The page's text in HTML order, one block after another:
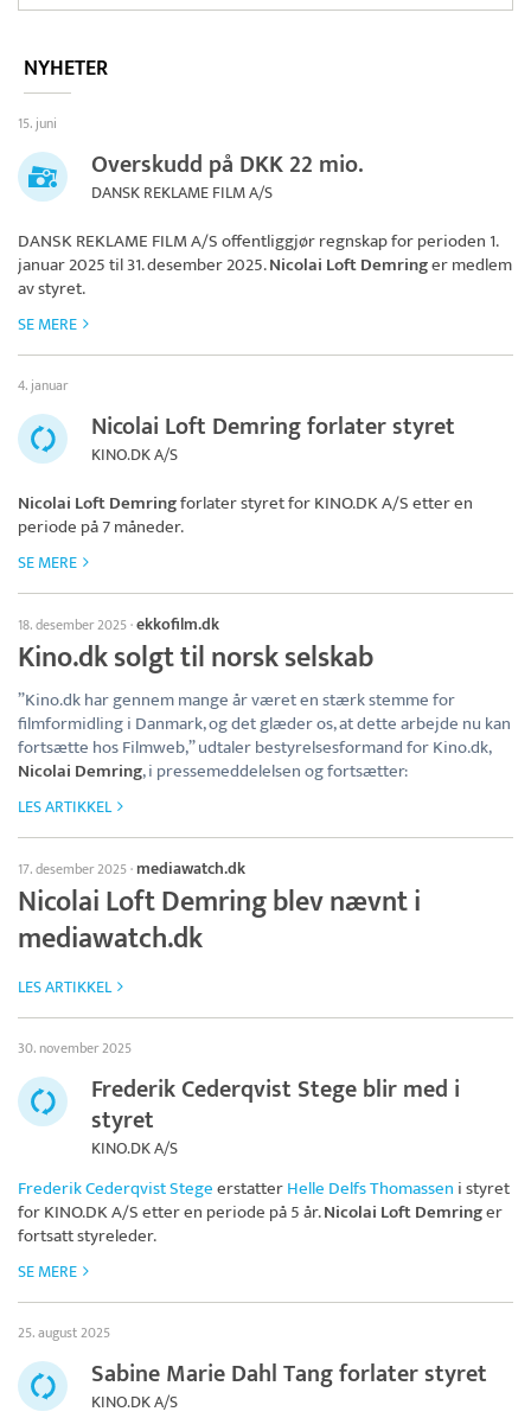
NYHETER
15. juni
Overskudd på DKK 22 mio.
DANSK REKLAME FILM A/S
DANSK REKLAME FILM A/Soffentliggjør regnskap for perioden 1.
januar 2025 til 31. desember 2025.Nicolai Loft Demringer medlem
av styret.
SE MERE
4. januar
Nicolai Loft Demring forlater styret
KINO.DK A/S
Nicolai Loft Demringforlater styret forKINO.DK A/Setter en
periode på 7 måneder.
SE MERE
18. desember 2025·ekkofilm.dk
Kino.dk solgt til norsk selskab
”Kino.dk har gennem mange år været en stærk stemme for
filmformidling i Danmark, og det glæder os, at dette arbejde nu kan
fortsætte hos Filmweb,” udtaler bestyrelsesformand for Kino.dk,
Nicolai Demring, i pressemeddelelsen og fortsætter:
LES ARTIKKEL
17. desember 2025· mediawatch.dk
Nicolai Loft Demring blev nævnt i
mediawatch.dk
LES ARTIKKEL
30. november 2025
Frederik Cederqvist Stege blir med i
styret
KINO.DK A/S
Frederik Cederqvist StegeerstatterHelle Delfs Thomassen i styret
forKINO.DK A/Setter en periode på 5 år.Nicolai Loft Demringer
fortsatt styreleder.
SE MERE
25. august 2025
Sabine Marie Dahl Tang forlater styret
KINO.DK A/S